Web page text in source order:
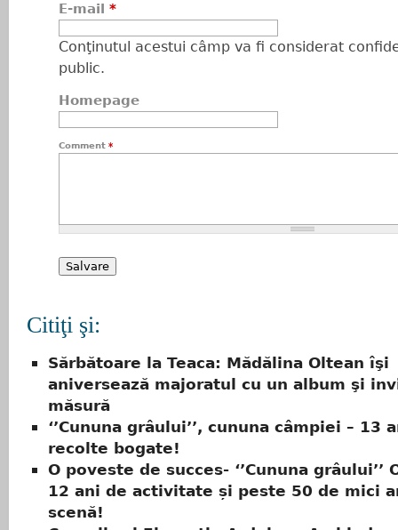
E-mail *
Conţinutul acestui câmp va fi considerat
public.
Homepage
Comment *
Citiţi şi:
Sărbătoare la Teaca: Mădălina Oltean îşi
aniversează majoratul cu un album şi
măsură
‘’Cununa grâului’’, cununa câmpiei – 13
recolte bogate!
O poveste de succes- ‘’Cununa grâului’’
12 ani de activitate și peste 50 de mici
scenă!